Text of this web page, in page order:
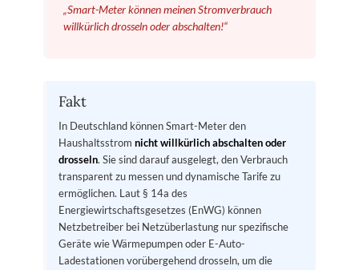
„Smart-Meter können meinen Stromverbrauch
willkürlich drosseln oder abschalten!“
Fakt
In Deutschland können Smart-Meter den
Haushaltsstromnicht willkürlich abschalten oder
drosseln. Sie sind darauf ausgelegt, den Verbrauch
transparent zu messen und dynamische Tarife zu
ermöglichen. Laut § 14a des
Energiewirtschaftsgesetzes (EnWG) können
Netzbetreiber bei Netzüberlastung nur spezifische
Geräte wie Wärmepumpen oder E-Auto-
Ladestationen vorübergehend drosseln, um die